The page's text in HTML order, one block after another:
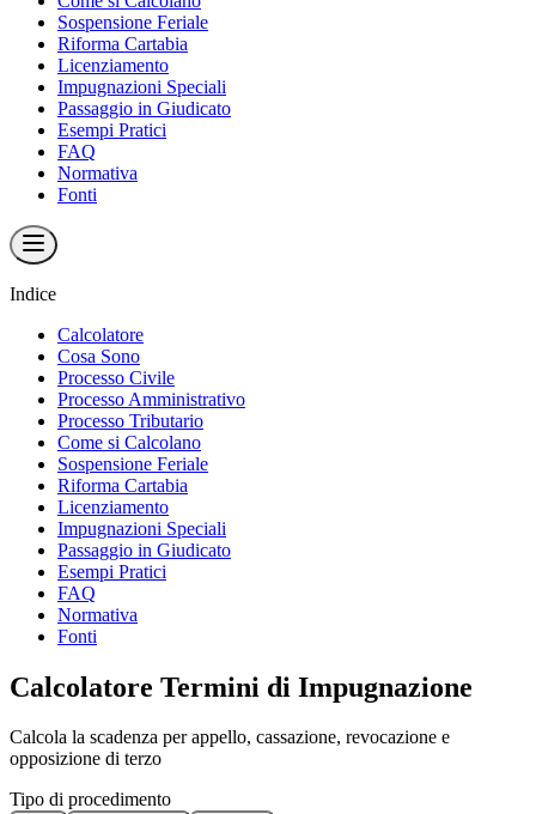
Sospensione Feriale
Riforma Cartabia
Licenziamento
Impugnazioni Speciali
Passaggio in Giudicato
Esempi Pratici
FAQ
Normativa
Fonti
Indice
Calcolatore
Cosa Sono
Processo Civile
Processo Amministrativo
Processo Tributario
Come si Calcolano
Sospensione Feriale
Riforma Cartabia
Licenziamento
Impugnazioni Speciali
Passaggio in Giudicato
Esempi Pratici
FAQ
Normativa
Fonti
Calcolatore Termini di Impugnazione
Calcola la scadenza per appello, cassazione, revocazione e
opposizione di terzo
Tipo di procedimento